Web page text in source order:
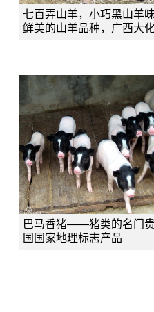
七百弄山羊，小巧黑山羊
鲜美的山羊品种，广西大
巴马香猪——猪类的名门
国国家地理标志产品